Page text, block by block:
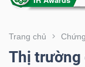
Trang chủ
Thị trường
VIETSTOCK